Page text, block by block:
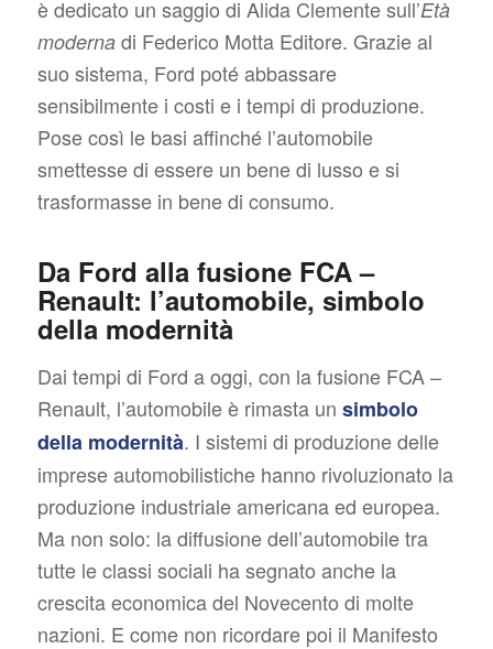
è dedicato un saggio di Alida Clemente sull’Età
modernadi Federico Motta Editore. Grazie al
suo sistema, Ford poté abbassare
sensibilmente i costi e i tempi di produzione.
Pose così le basi affinché l’automobile
smettesse di essere un bene di lusso e si
trasformasse in bene di consumo.
Da Ford alla fusione FCA –
Renault: l’automobile, simbolo
della modernità
Dai tempi di Ford a oggi, con la fusione FCA –
Renault, l’automobile è rimasta un simbolo
della modernità. I sistemi di produzione delle
imprese automobilistiche hanno rivoluzionato la
produzione industriale americana ed europea.
Ma non solo: la diffusione dell’automobile tra
tutte le classi sociali ha segnato anche la
crescita economica del Novecento di molte
nazioni. E come non ricordare poi il Manifesto